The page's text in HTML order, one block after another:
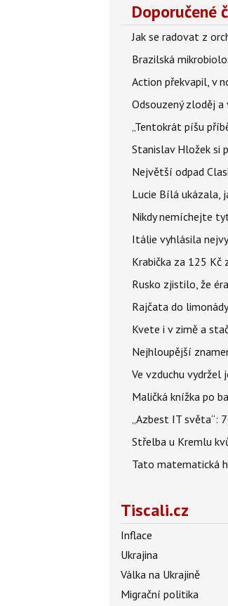
Doporučené
Jak se radovat z
Brazilská
Action překvapil, v
Odsouzený zloděj a
„Tentokrát píšu
Stanislav Hložek si
Největší odpad
Lucie Bílá ukázala,
Nikdy nemíchejte
Itálie vyhlásila
Krabička za 125 Kč
Rusko zjistilo, že
Rajčata do
Kvete i v zimě a
Nejhloupější
Ve vzduchu
Maličká knížka po
„Azbest IT světa“:
Střelba u Kremlu
Tato matematická
Tiscali.cz
Inflace
Ukrajina
Válka na Ukrajině
Migrační politika